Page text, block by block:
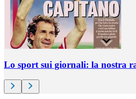
Lo sport sui giornali: la nostra